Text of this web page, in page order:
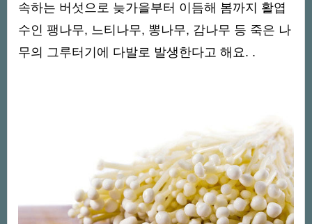
속하는 버섯으로 늦가을부터 이듬해 봄까지 활엽
수인 팽나무, 느티나무, 뽕나무, 감나무 등 죽은 나
무의 그루터기에 다발로 발생한다고 해요. .